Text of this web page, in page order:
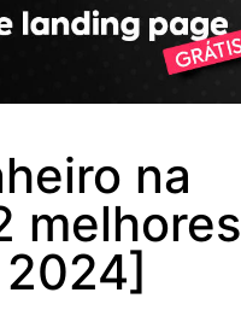
na
melhores